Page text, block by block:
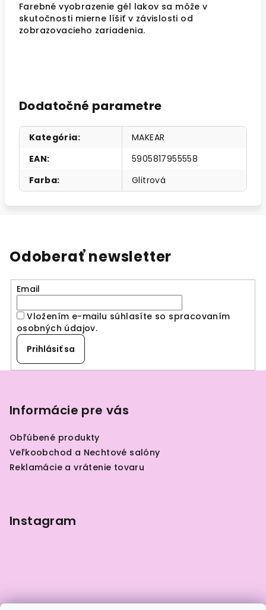
Farebné vyobrazenie gél lakov sa môže v
skutočnosti mierne líšiť v závislosti od
zobrazovacieho zariadenia.
Dodatočné parametre
Kategória:
MAKEAR
EAN:
5905817955558
Farba: Glitrová
Odoberať newsletter
Email
Vložením e-mailu súhlasíte so spracovaním
osobných údajov.
Prihlásiť sa
Informácie pre vás
Obľúbené produkty
Veľkoobchod a Nechtové salóny
Reklamácie a vrátenie tovaru
Instagram